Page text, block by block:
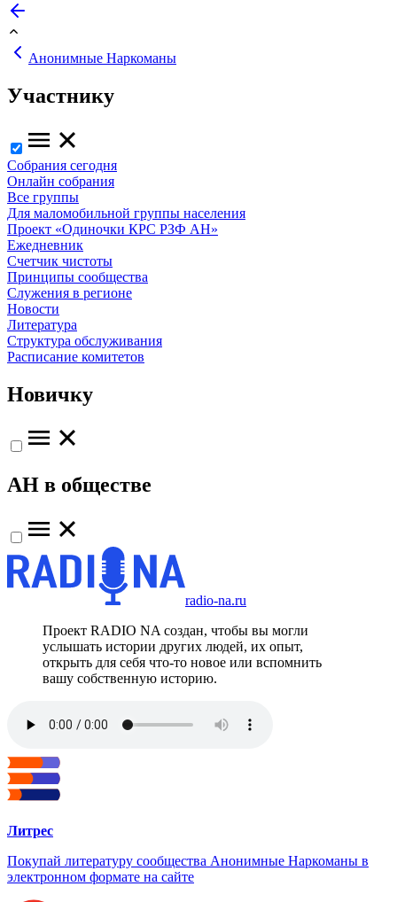
Анонимные Наркоманы
Участнику
Собрания сегодня
Онлайн собрания
Все группы
Для маломобильной группы населения
Проект «Одиночки КРС РЗФ АН»
Ежедневник
Счетчик чистоты
Принципы сообщества
Служения в регионе
Новости
Литература
Структура обслуживания
Расписание комитетов
Новичку
АН в обществе
radio-na.ru
Проект RADIO NA создан, чтобы вы могли
услышать истории других людей, их опыт,
открыть для себя что-то новое или вспомнить
вашу собственную историю.
Литрес
Покупай литературу сообщества Анонимные Наркоманы в
электронном формате на сайте